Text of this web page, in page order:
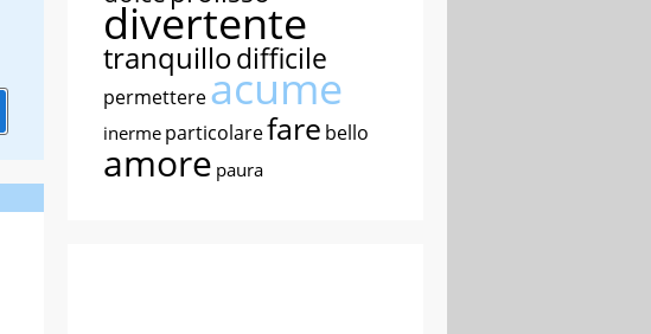
divertente
tranquillodifficile
permettereacume
inerme particolarefare bello
amore paura